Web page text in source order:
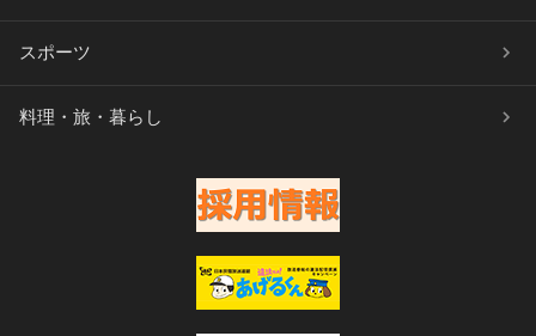
スポーツ
料理・旅・暮らし